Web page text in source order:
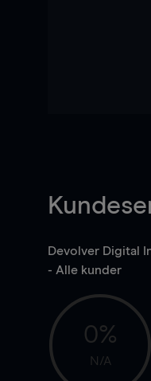
Devolver Digital
- Alle kunder
0%
N/A